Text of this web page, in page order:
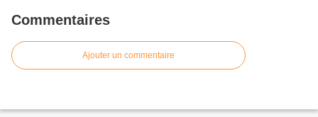
Commentaires
Ajouter un commentaire